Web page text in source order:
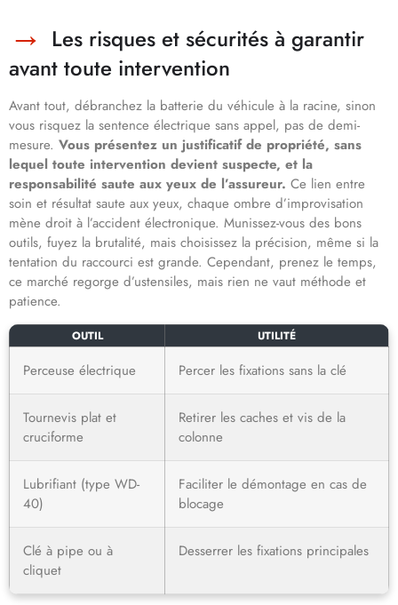
Les risques et sécurités à garantir
avant toute intervention
Avant tout, débranchez la batterie du véhicule à la racine, sinon
vous risquez la sentence électrique sans appel, pas de demi-
mesure. Vous présentez un justificatif de propriété, sans
lequel toute intervention devient suspecte, et la
responsabilité saute aux yeux de l’assureur. Ce lien entre
soin et résultat saute aux yeux, chaque ombre d’improvisation
mène droit à l’accident électronique. Munissez-vous des bons
outils, fuyez la brutalité, mais choisissez la précision, même si la
tentation du raccourci est grande. Cependant, prenez le temps,
ce marché regorge d’ustensiles, mais rien ne vaut méthode et
patience.
OUTIL UTILITÉ
Perceuse électrique Percer les fixations sans la clé
Tournevis plat et
cruciforme
Retirer les caches et vis de la
colonne
Lubrifiant (type WD-
40)
Faciliter le démontage en cas de
blocage
Clé à pipe ou à
cliquet
Desserrer les fixations principales